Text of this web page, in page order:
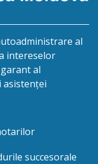
al
intereselor
al
asistenței
succesorale